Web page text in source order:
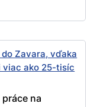
Zavara, vďaka
viac ako 25-tisíc
na